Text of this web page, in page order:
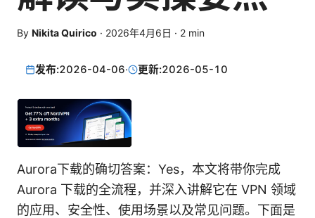
By Nikita Quirico · 2026年4月6日 · 2 min
发布:2026-04-06· 更新:2026-05-10
Aurora下载的确切答案：Yes，本文将带你完成
Aurora 下载的全流程，并深入讲解它在 VPN 领域
的应用、安全性、使用场景以及常见问题。下面是